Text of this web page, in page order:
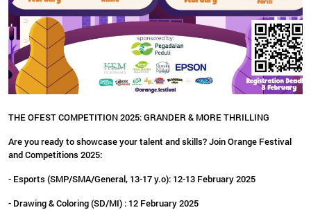
THE OFEST COMPETITION 2025: GRANDER & MORE THRILLING
Are you ready to showcase your talent and skills? Join Orange Festival
and Competitions 2025:
- Esports (SMP/SMA/General, 13-17 y.o): 12-13 February 2025
- Drawing & Coloring (SD/MI) : 12 February 2025